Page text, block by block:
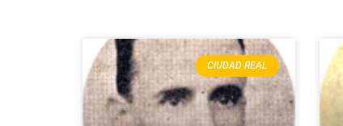
CIUDAD REAL